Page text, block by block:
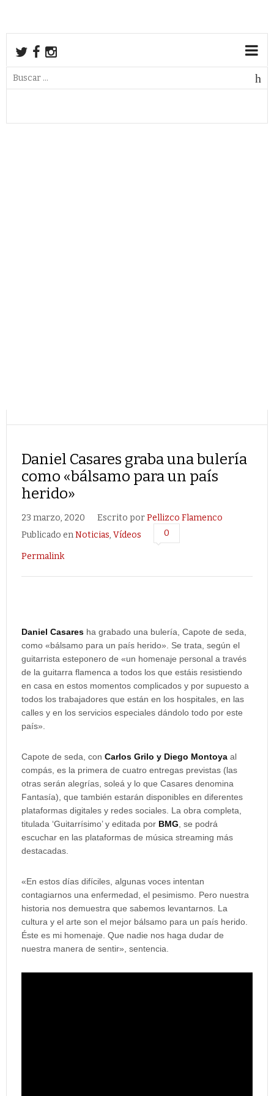
Daniel Casares graba una bulería
como «bálsamo para un país
herido»
23 marzo, 2020 Escrito porPellizco Flamenco
Publicado enNoticias, Vídeos 0
Permalink
Daniel Casares ha grabado una bulería, Capote de seda,
como «bálsamo para un país herido». Se trata, según el
guitarrista esteponero de «un homenaje personal a través
de la guitarra flamenca a todos los que estáis resistiendo
en casa en estos momentos complicados y por supuesto a
todos los trabajadores que están en los hospitales, en las
calles y en los servicios especiales dándolo todo por este
país».
Capote de seda, con Carlos Grilo y Diego Montoya al
compás, es la primera de cuatro entregas previstas (las
otras serán alegrías, soleá y lo que Casares denomina
Fantasía), que también estarán disponibles en diferentes
plataformas digitales y redes sociales. La obra completa,
titulada ‘Guitarrísimo’ y editada por BMG , se podrá
escuchar en las plataformas de música streaming más
destacadas.
«En estos días difíciles, algunas voces intentan
contagiarnos una enfermedad, el pesimismo. Pero nuestra
historia nos demuestra que sabemos levantarnos. La
cultura y el arte son el mejor bálsamo para un país herido.
Éste es mi homenaje. Que nadie nos haga dudar de
nuestra manera de sentir», sentencia.